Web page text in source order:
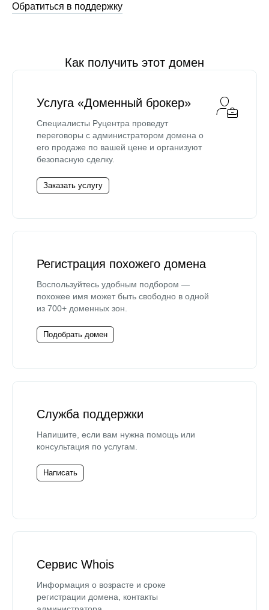
Обратиться в поддержку
Как получить этот домен
Услуга «Доменный брокер»
Специалисты Руцентра проведут
переговоры с администратором домена о
его продаже по вашей цене и организуют
безопасную сделку.
Заказать услугу
Регистрация похожего домена
Воспользуйтесь удобным подбором —
похожее имя может быть свободно в одной
из 700+ доменных зон.
Подобрать домен
Служба поддержки
Напишите, если вам нужна помощь или
консультация по услугам.
Написать
Сервис Whois
Информация о возрасте и сроке
регистрации домена, контакты